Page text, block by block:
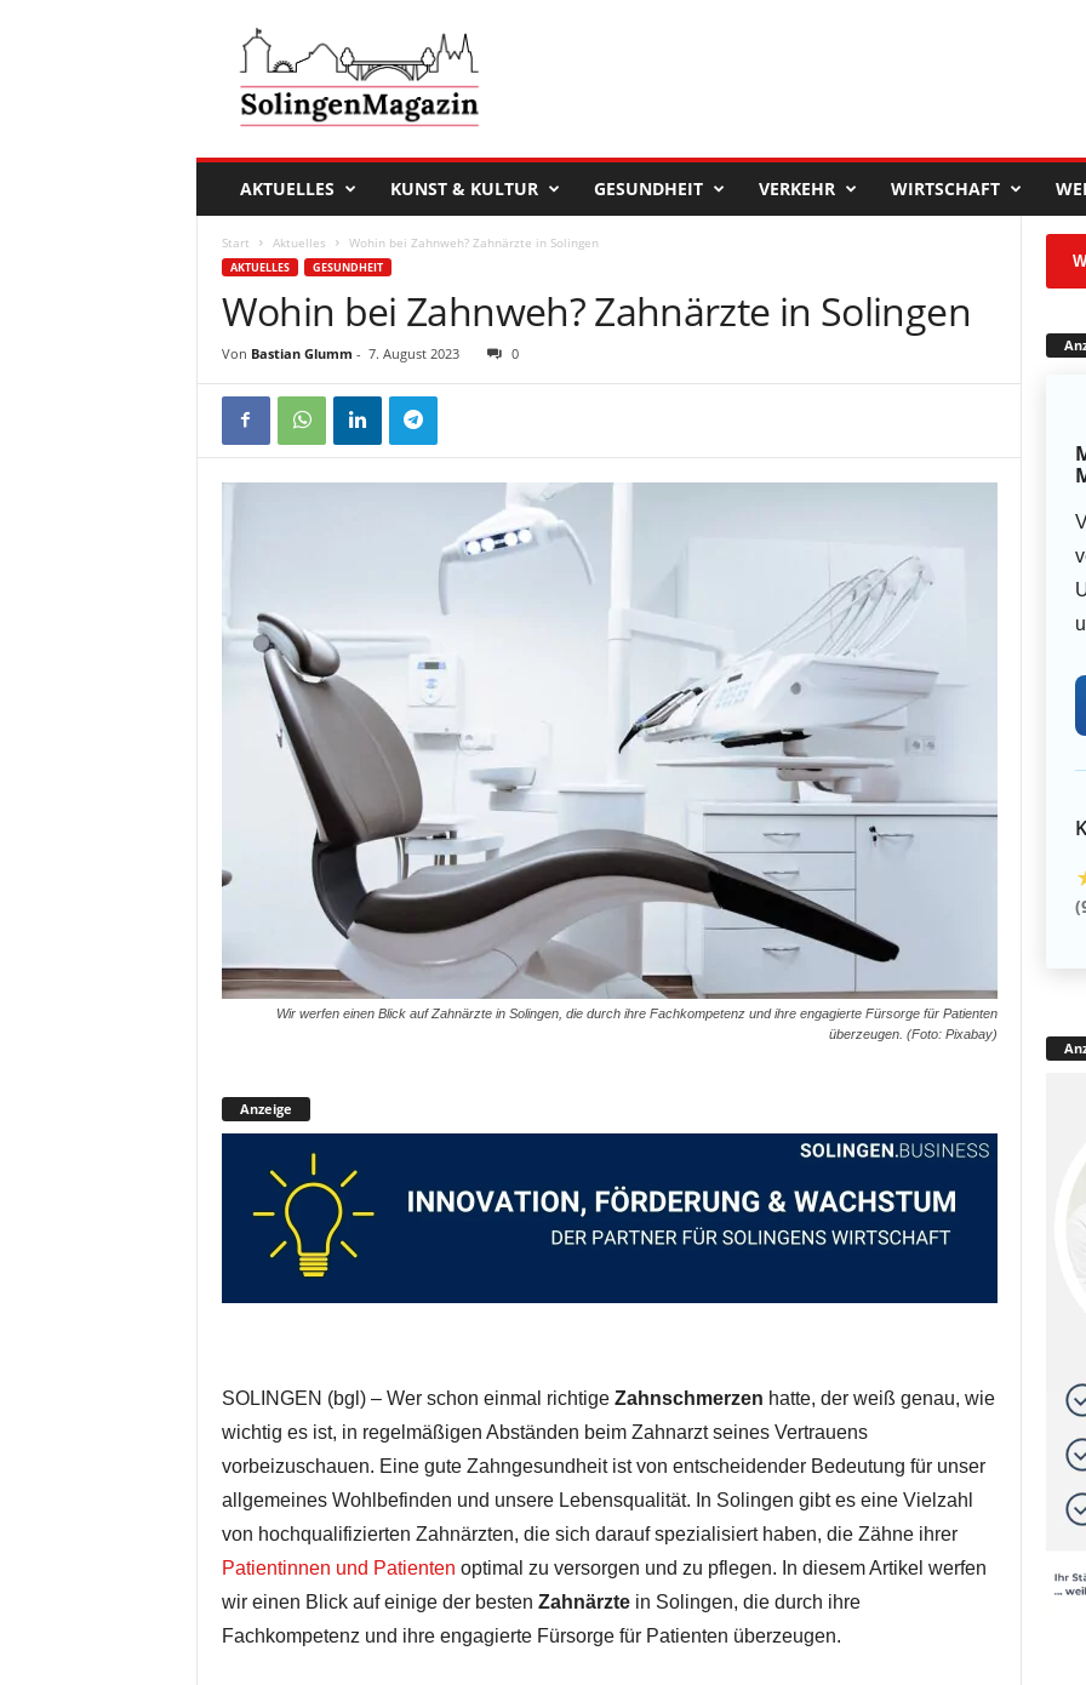
n
AKTUELLES KUNST & KULTUR GESUNDHEIT VERKEHR WIRTSCHAFT
Start Aktuelles Wohin bei Zahnweh? Zahnärzte in Solingen
AKTUELLES GESUNDHEIT
Wohin bei Zahnweh? Zahnärzte in Solingen
Von Bastian Glumm - 7. August 2023 0
Wir werfen einen Blick auf Zahnärzte in Solingen, die durch ihre Fachkompetenz und ihre engagierte Fürsorge für Patienten
überzeugen. (Foto: Pixabay)
Anzeige
SOLINGEN (bgl) – Wer schon einmal richtige Zahnschmerzen hatte, der weiß genau, wie
wichtig es ist, in regelmäßigen Abständen beim Zahnarzt seines Vertrauens
vorbeizuschauen. Eine gute Zahngesundheit ist von entscheidender Bedeutung für unser
allgemeines Wohlbefinden und unsere Lebensqualität. In Solingen gibt es eine Vielzahl
von hochqualifizierten Zahnärzten, die sich darauf spezialisiert haben, die Zähne ihrer
Patientinnen und Patienten optimal zu versorgen und zu pflegen. In diesem Artikel werfen
wir einen Blick auf einige der besten Zahnärztein Solingen, die durch ihre
Fachkompetenz und ihre engagierte Fürsorge für Patienten überzeugen.